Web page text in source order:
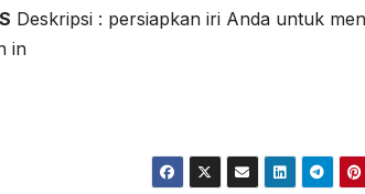
Deskripsi : persiapkan iri Anda untuk
in